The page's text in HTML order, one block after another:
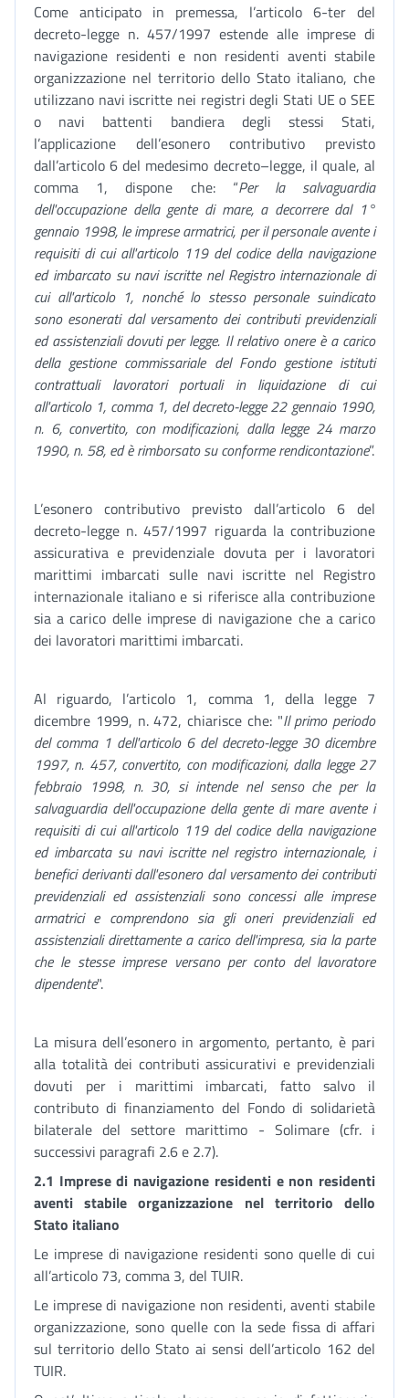
Come anticipato in premessa, l’articolo 6-ter del
decreto-legge n. 457/1997 estende alle imprese di
navigazione residenti e non residenti aventi stabile
organizzazione nel territorio dello Stato italiano, che
utilizzano navi iscritte nei registri degli Stati UE o SEE
o navi battenti bandiera degli stessi Stati,
l’applicazione dell’esonero contributivo previsto
dall’articolo 6 del medesimo decreto–legge, il quale, al
comma 1, dispone che: “Per la salvaguardia
dell'occupazione della gente di mare, a decorrere dal 1°
gennaio 1998, le imprese armatrici, per il personale avente i
requisiti di cui all'articolo 119 del codice della navigazione
ed imbarcato su navi iscritte nel Registro internazionale di
cui all'articolo 1, nonché lo stesso personale suindicato
sono esonerati dal versamento dei contributi previdenziali
ed assistenziali dovuti per legge. Il relativo onere è a carico
della gestione commissariale del Fondo gestione istituti
contrattuali lavoratori portuali in liquidazione di cui
all'articolo 1, comma 1, del decreto-legge 22 gennaio 1990,
n. 6, convertito, con modificazioni, dalla legge 24 marzo
1990, n. 58, ed è rimborsato su conforme rendicontazione”.
L’esonero contributivo previsto dall’articolo 6 del
decreto-legge n. 457/1997 riguarda la contribuzione
assicurativa e previdenziale dovuta per i lavoratori
marittimi imbarcati sulle navi iscritte nel Registro
internazionale italiano e si riferisce alla contribuzione
sia a carico delle imprese di navigazione che a carico
dei lavoratori marittimi imbarcati.
Al riguardo, l’articolo 1, comma 1, della legge 7
dicembre 1999, n. 472, chiarisce che: "Il primo periodo
del comma 1 dell'articolo 6 del decreto-legge 30 dicembre
1997, n. 457, convertito, con modificazioni, dalla legge 27
febbraio 1998, n. 30, si intende nel senso che per la
salvaguardia dell'occupazione della gente di mare avente i
requisiti di cui all'articolo 119 del codice della navigazione
ed imbarcata su navi iscritte nel registro internazionale, i
benefici derivanti dall'esonero dal versamento dei contributi
previdenziali ed assistenziali sono concessi alle imprese
armatrici e comprendono sia gli oneri previdenziali ed
assistenziali direttamente a carico dell'impresa, sia la parte
che le stesse imprese versano per conto del lavoratore
dipendente".
La misura dell’esonero in argomento, pertanto, è pari
alla totalità dei contributi assicurativi e previdenziali
dovuti per i marittimi imbarcati, fatto salvo il
contributo di finanziamento del Fondo di solidarietà
bilaterale del settore marittimo - Solimare (cfr. i
successivi paragrafi 2.6 e 2.7).
2.1 Imprese di navigazione residenti e non residenti
aventi stabile organizzazione nel territorio dello
Stato italiano
Le imprese di navigazione residenti sono quelle di cui
all’articolo 73, comma 3, del TUIR.
Le imprese di navigazione non residenti, aventi stabile
organizzazione, sono quelle con la sede fissa di affari
sul territorio dello Stato ai sensi dell’articolo 162 del
TUIR.